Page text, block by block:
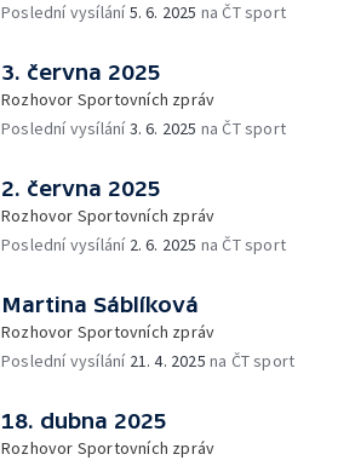
Poslední vysílání5. 6. 2025 na ČT sport
3. června 2025
Rozhovor Sportovních zpráv
Poslední vysílání3. 6. 2025 na ČT sport
2. června 2025
Rozhovor Sportovních zpráv
Poslední vysílání 2. 6. 2025 na ČT sport
Martina Sáblíková
Rozhovor Sportovních zpráv
Poslední vysílání 21. 4. 2025 na ČT sport
18. dubna 2025
Rozhovor Sportovních zpráv